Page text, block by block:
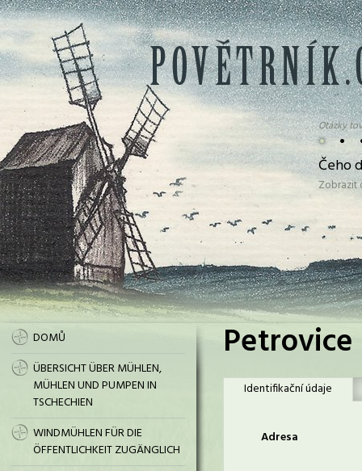
• •
Otázky
Čeho
DOMŮ
ÜBERSICHT ÜBER MÜHLEN,
MÜHLEN UND PUMPEN IN
TSCHECHIEN
WINDMÜHLEN FÜR DIE
ÖFFENTLICHKEIT ZUGÄNGLICH
Identifikační údaje
Adresa